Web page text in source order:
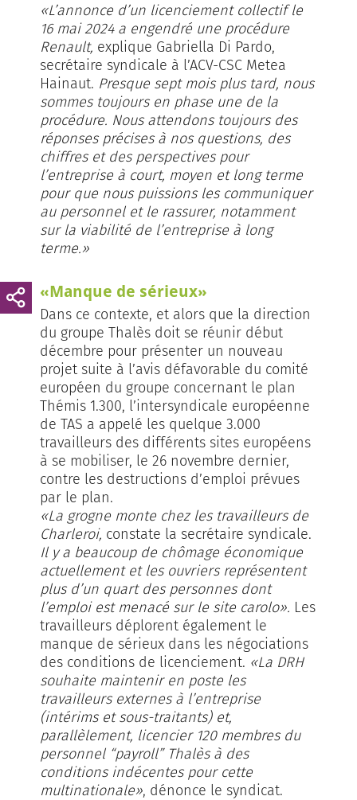
«L’annonce d’un licenciement collectif le
16 mai 2024 a engendré une procédure
Renault, explique Gabriella Di Pardo,
secrétaire syndicale à l’ACV-CSC Metea
Hainaut. Presque sept mois plus tard, nous
sommes toujours en phase une de la
procédure. Nous attendons toujours des
réponses précises à nos questions, des
chiffres et des perspectives pour
l’entreprise à court, moyen et long terme
pour que nous puissions les communiquer
au personnel et le rassurer, notamment
sur la viabilité de l’entreprise à long
terme.»
«Manque de sérieux»
Dans ce contexte, et alors que la direction
du groupe Thalès doit se réunir début
décembre pour présenter un nouveau
projet suite à l’avis défavorable du comité
européen du groupe concernant le plan
Thémis 1.300, l’intersyndicale européenne
de TAS a appelé les quelque 3.000
travailleurs des différents sites européens
à se mobiliser, le 26 novembre dernier,
contre les destructions d’emploi prévues
par le plan.
«La grogne monte chez les travailleurs de
Charleroi, constate la secrétaire syndicale.
Il y a beaucoup de chômage économique
actuellement et les ouvriers représentent
plus d’un quart des personnes dont
l’emploi est menacé sur le site carolo». Les
travailleurs déplorent également le
manque de sérieux dans les négociations
des conditions de licenciement. «La DRH
souhaite maintenir en poste les
travailleurs externes à l’entreprise
(intérims et sous-traitants) et,
parallèlement, licencier 120 membres du
personnel “payroll” Thalès à des
conditions indécentes pour cette
multinationale», dénonce le syndicat.